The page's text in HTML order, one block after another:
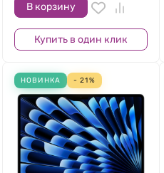
В корзину
Купить в один клик
НОВИНКА - 21%